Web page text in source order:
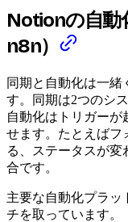
Notionの自動
n8n）
同期と自動化は一
す。同期は2つのシ
自動化はトリガーが
せます。たとえばフ
る、ステータスが変
合です。
主要な自動化プラッ
チを取っています。